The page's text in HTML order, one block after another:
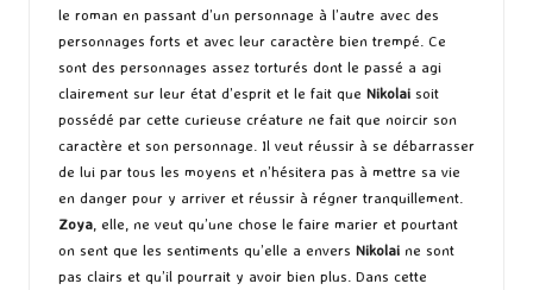
le roman en passant d’un personnage à l’autre avec des
personnages forts et avec leur caractère bien trempé. Ce
sont des personnages assez torturés dont le passé a agi
clairement sur leur état d’esprit et le fait que Nikolai soit
possédé par cette curieuse créature ne fait que noircir son
caractère et son personnage. Il veut réussir à se débarrasser
de lui par tous les moyens et n’hésitera pas à mettre sa vie
en danger pour y arriver et réussir à régner tranquillement.
Zoya, elle, ne veut qu’une chose le faire marier et pourtant
on sent que les sentiments qu’elle a envers Nikolai ne sont
pas clairs et qu’il pourrait y avoir bien plus. Dans cette